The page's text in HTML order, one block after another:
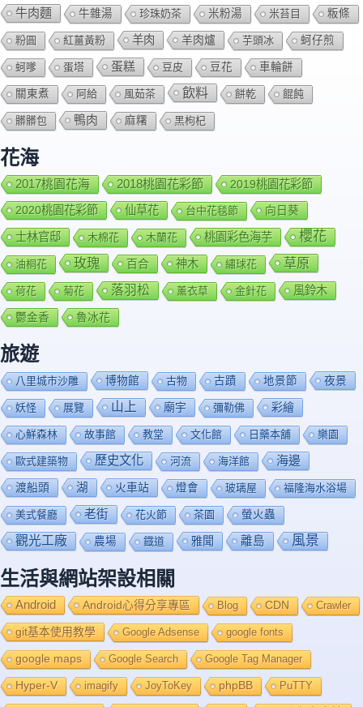
牛肉麵 牛雜湯 珍珠奶茶 米粉湯 米苔目 粄條
粉圓 紅薑黃粉 羊肉 羊肉爐 芋頭冰 蚵仔煎
蚵嗲 蛋塔 蛋糕 豆皮 豆花 車輪餅
關東煮 阿給 風茹茶 飲料 餅乾 餛飩
髒髒包 鴨肉 麻糬 黑枸杞
花海
2017桃園花海 2018桃園花彩節
2019桃園花彩節
2020桃園花彩節
仙草花 台中花毯節 向日葵
士林官邸 木棉花 木蘭花 桃園彩色海芋 櫻花
油桐花 玫瑰 百合 神木 繡球花 草原
荷花 菊花 落羽松 薰衣草 金針花 風鈴木
鬱金香 魯冰花
旅遊
八里城市沙雕 博物館 古物 古蹟 地景節 夜景
妖怪 展覽 山上 廟宇 彌勒佛 彩繪
心鮮森林 故事館 教堂 文化館 日藥本舖 樂園
歐式建築物 歷史文化 河流 海洋館 海邊
渡船頭 湖 火車站 燈會 玻璃屋 福隆海水浴場
美式餐廳 老街 花火節 茶園 螢火蟲
觀光工廠 農場 鐡道 雅聞 離島 風景
生活與網站架設相關
Android Android心得分享專區 Blog CDN Crawler
git基本使用教學 Google Adsense google fonts
google maps Google Search Google Tag Manager
Hyper-V imagify JoyToKey phpBB PuTTY